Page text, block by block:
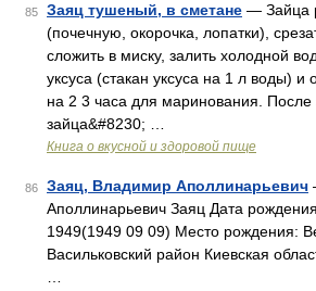
85 Заяц тушеный, в сметане — Зайца
(почечную, окорочка, лопатки),
сложить в миску, залить холодной
уксуса (стакан уксуса на 1 л воды) и
на 2 3 часа для маринования. После
зайца&#8230; …
Книга о вкусной и здоровой пище
86 Заяц, Владимир Аполлинарьевич
Аполлинарьевич Заяц Дата
1949(1949 09 09) Место рождения:
Васильковский район Киевская